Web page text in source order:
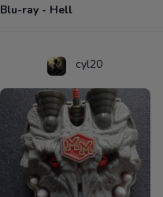
Blu-ray - Hell
cyl20